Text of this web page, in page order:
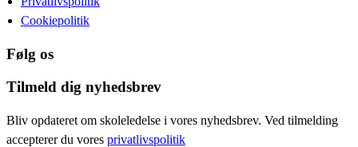
Cookiepolitik
Følg os
Tilmeld dig nyhedsbrev
Bliv opdateret om skoleledelse i vores nyhedsbrev. Ved tilmelding
accepterer du vores privatlivspolitik